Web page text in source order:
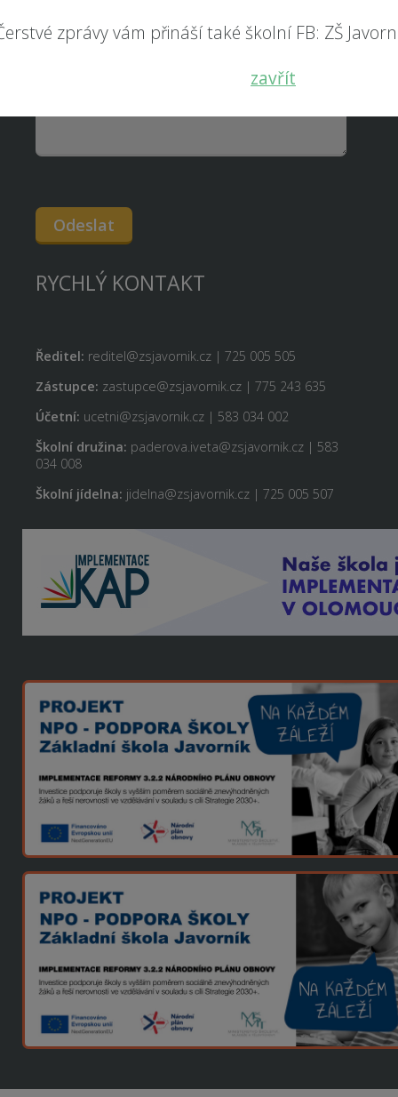
zprávy vám přináší také školní FB: ZŠ
zavřít
Odeslat
RYCHLÝ KONTAKT
Ředitel: reditel@zsjavornik.cz | 725 005 505
Zástupce: zastupce@zsjavornik.cz | 775 243 635
Účetní: ucetni@zsjavornik.cz | 583 034 002
Školní družina: paderova.iveta@zsjavornik.cz | 583
034 008
Školní jídelna: jidelna@zsjavornik.cz | 725 005 507